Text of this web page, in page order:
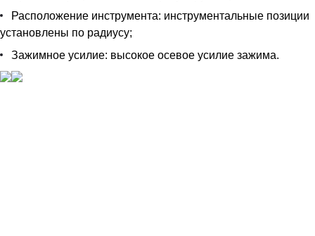
Расположение инструмента: инструментальные позиции
установлены по радиусу;
Зажимное усилие: высокое осевое усилие зажима.